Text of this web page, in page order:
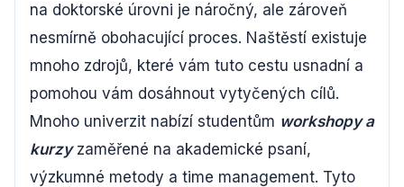
na doktorské úrovni je náročný, ale zároveň
nesmírně obohacující proces. Naštěstí existuje
mnoho zdrojů, které vám tuto cestu usnadní a
pomohou vám dosáhnout vytyčených cílů.
Mnoho univerzit nabízí studentům workshopy a
kurzyzaměřené na akademické psaní,
výzkumné metody a time management. Tyto